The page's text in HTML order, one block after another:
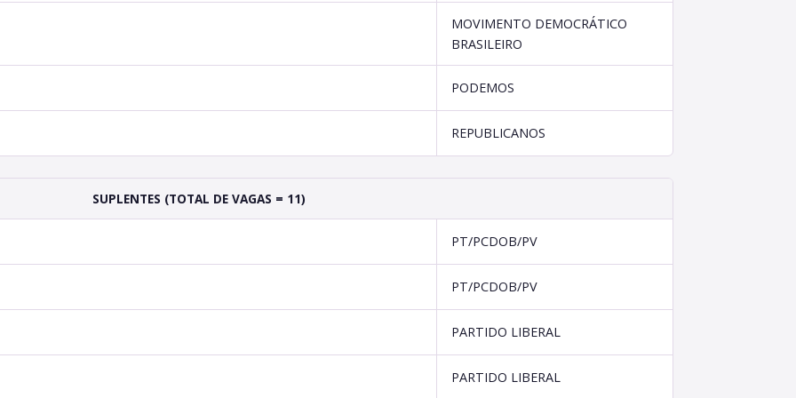
MOVIMENTO DEMOCRÁTICO
BRASILEIRO
PODEMOS
REPUBLICANOS
SUPLENTES (TOTAL DE VAGAS = 11)
PT/PCDOB/PV
PT/PCDOB/PV
PARTIDO LIBERAL
PARTIDO LIBERAL